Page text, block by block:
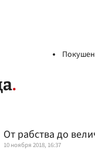
От рабства до
10 ноября 2018, 16:37